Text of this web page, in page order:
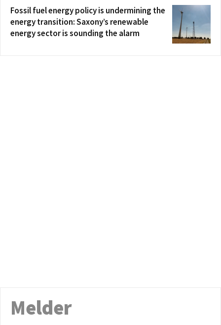
Fossil fuel energy policy is undermining the
energy transition: Saxony’s renewable
energy sector is sounding the alarm
Melder